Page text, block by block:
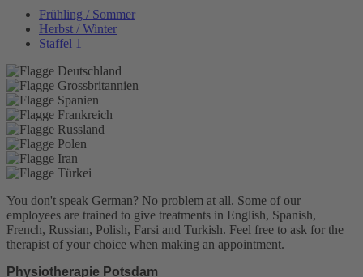
Frühling / Sommer
Herbst / Winter
Staffel 1
You don't speak German? No problem at all. Some of our
employees are trained to give treatments in English, Spanish,
French, Russian, Polish, Farsi and Turkish. Feel free to ask for the
therapist of your choice when making an appointment.
Physiotherapie Potsdam